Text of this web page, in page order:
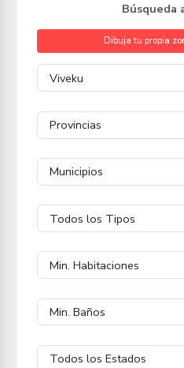
Búsqueda
Dibuja tu propia